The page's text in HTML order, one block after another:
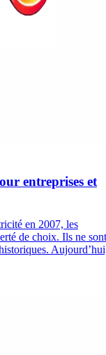
entreprises et
en 2007, les
de choix. Ils ne